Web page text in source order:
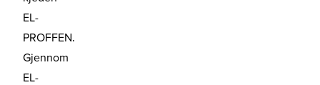
EL-
PROFFEN.
Gjennom
EL-